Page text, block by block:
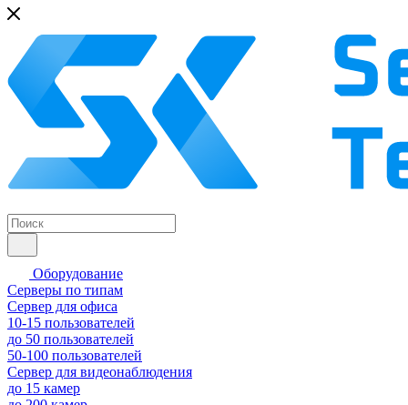
Оборудование
Серверы по типам
Сервер для офиса
10-15 пользователей
до 50 пользователей
50-100 пользователей
Сервер для видеонаблюдения
до 15 камер